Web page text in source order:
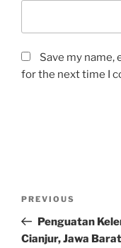
Save my name,
for the next time I
Previous
Post
PREVIOUS
Penguatan
Cianjur, Jawa Barat